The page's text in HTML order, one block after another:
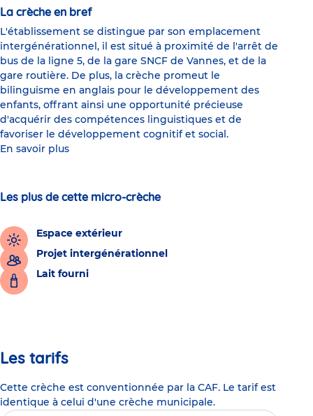
La crèche en bref
L'établissement se distingue par son emplacement
intergénérationnel, il est situé à proximité de l'arrêt de
bus de la ligne 5, de la gare SNCF de Vannes, et de la
gare routière. De plus, la crèche promeut le
bilinguisme en anglais pour le développement des
enfants, offrant ainsi une opportunité précieuse
d'acquérir des compétences linguistiques et de
favoriser le développement cognitif et social.
En savoir plus
Les plus de cette micro-crèche
Espace extérieur
Projet intergénérationnel
Lait fourni
Les tarifs
Cette crèche est conventionnée par la CAF. Le tarif est
identique à celui d'une crèche municipale.